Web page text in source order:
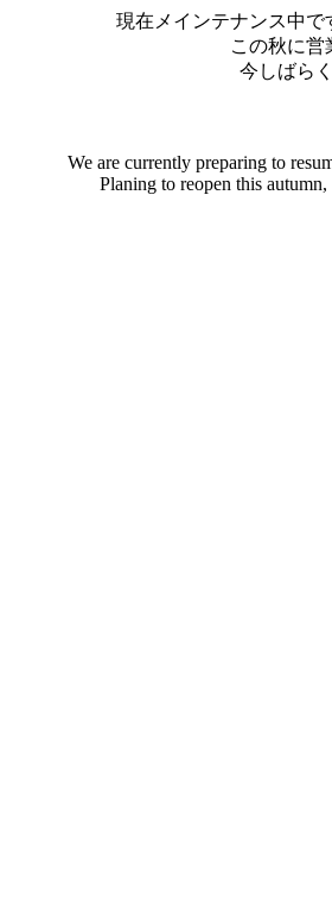
現在メインテナンス中
この秋に営
今しばら
We are currently preparing to
Planing to reopen this